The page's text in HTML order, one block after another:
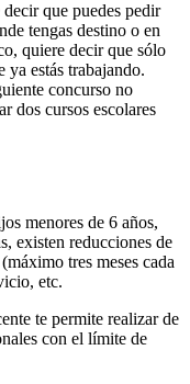
que puedes pedir
tengas destino o en
quiere decir que sólo
estás trabajando.
concurso no
dos cursos escolares
menores de 6 años,
existen reducciones de
tres meses cada
etc.
te permite realizar de
con el límite de